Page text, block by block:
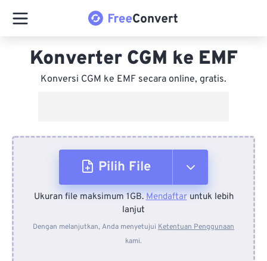
Konverter CGM ke EMF
Konversi CGM ke EMF secara online, gratis.
Pilih File
Dari Perangkat
Dari Dropbox
Ukuran file maksimum 1GB.Mendaftaruntuk lebih
lanjut
Dengan melanjutkan, Anda menyetujui Ketentuan Penggunaan
kami.